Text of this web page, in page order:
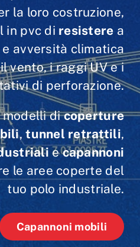
la loro costruzione,
in pvc di resistere a
avversità climatica
vento, i raggi UV e i
di perforazione.
modelli dicoperture
,tunnel retrattili,
ecapannoni
le aree coperte del
tuo polo industriale.
Capannoni mobili